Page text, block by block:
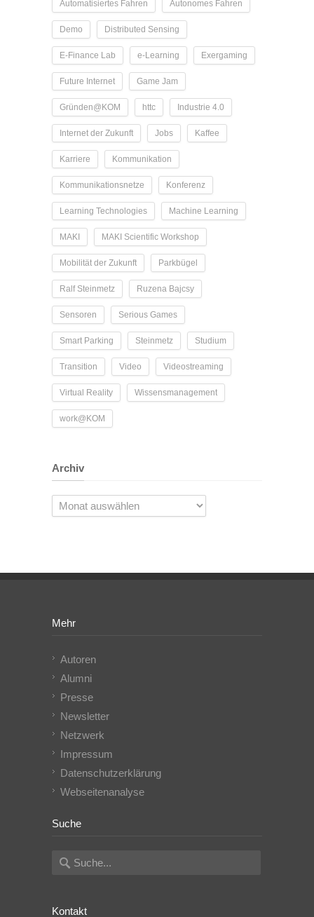
Automatisiertes Fahren Autonomes Fahren
Demo Distributed Sensing
E-Finance Lab e-Learning Exergaming
Future Internet Game Jam
Gründen@KOM httc Industrie 4.0
Internet der Zukunft Jobs Kaffee
Karriere Kommunikation
Kommunikationsnetze Konferenz
Learning Technologies Machine Learning
MAKI MAKI Scientific Workshop
Mobilität der Zukunft Parkbügel
Ralf Steinmetz Ruzena Bajcsy
Sensoren Serious Games
Smart Parking Steinmetz Studium
Transition Video Videostreaming
Virtual Reality Wissensmanagement
work@KOM
Archiv
Archiv
Mehr
Autoren
Alumni
Presse
Newsletter
Netzwerk
Impressum
Datenschutzerklärung
Webseitenanalyse
Suche
Kontakt